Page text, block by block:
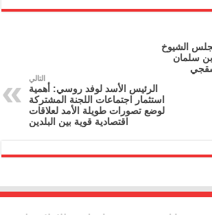
e
gr
a
m
ai
l
nt
الشيوخ
سلمان
التالي
الرئيس الأسد لوفد روسي: أهمية
استثمار اجتماعات اللجنة المشتركة
لوضع تصورات طويلة الأمد لعلاقات
اقتصادية قوية بين البلدين